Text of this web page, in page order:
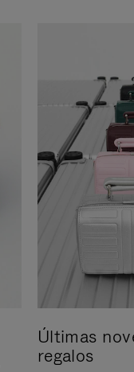
Últimas
regalos